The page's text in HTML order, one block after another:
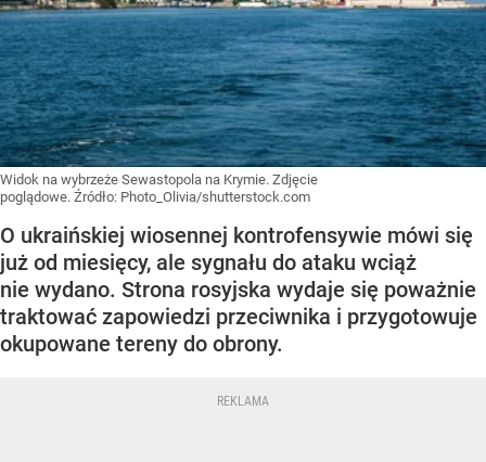
Widok na wybrzeże Sewastopola na Krymie. Zdjęcie
poglądowe. Źródło: Photo_Olivia/shutterstock.com
O ukraińskiej wiosennej kontrofensywie mówi się
już od miesięcy, ale sygnału do ataku wciąż
nie wydano. Strona rosyjska wydaje się poważnie
traktować zapowiedzi przeciwnika i przygotowuje
okupowane tereny do obrony.